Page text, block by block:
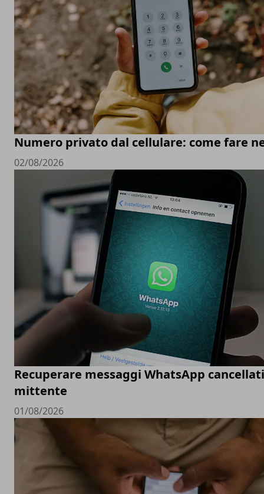
Numero privato dal cellulare: come fare
02/08/2026
Recuperare messaggi WhatsApp
mittente
01/08/2026